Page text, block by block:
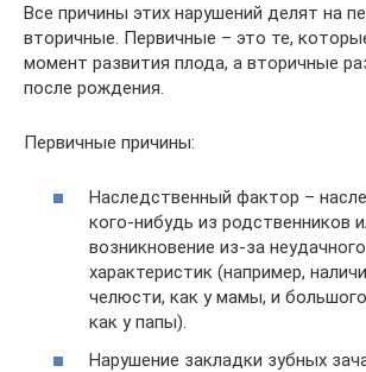
Все причины этих нарушений делят на
вторичные. Первичные – это те,
момент развития плода, а вторичные
после рождения.
Первичные причины:
Наследственный фактор –
кого-нибудь из родственников
возникновение из-за
характеристик (например,
челюсти, как у мамы, и
как у папы).
Нарушение закладки зубных